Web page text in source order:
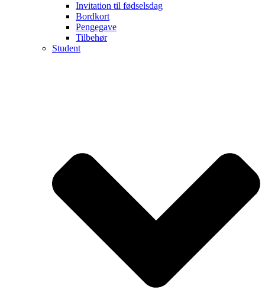
Invitation til fødselsdag
Bordkort
Pengegave
Tilbehør
Student